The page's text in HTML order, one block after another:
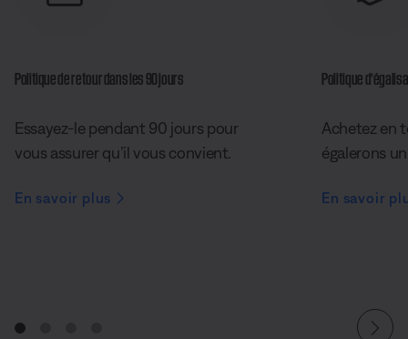
Politique de retour dans les 90 jours
Essayez-le pendant 90 jours pour
vous assurer qu’il vous convient.
En savoir plus
Politique
Achetez en
égalerons
En savoir